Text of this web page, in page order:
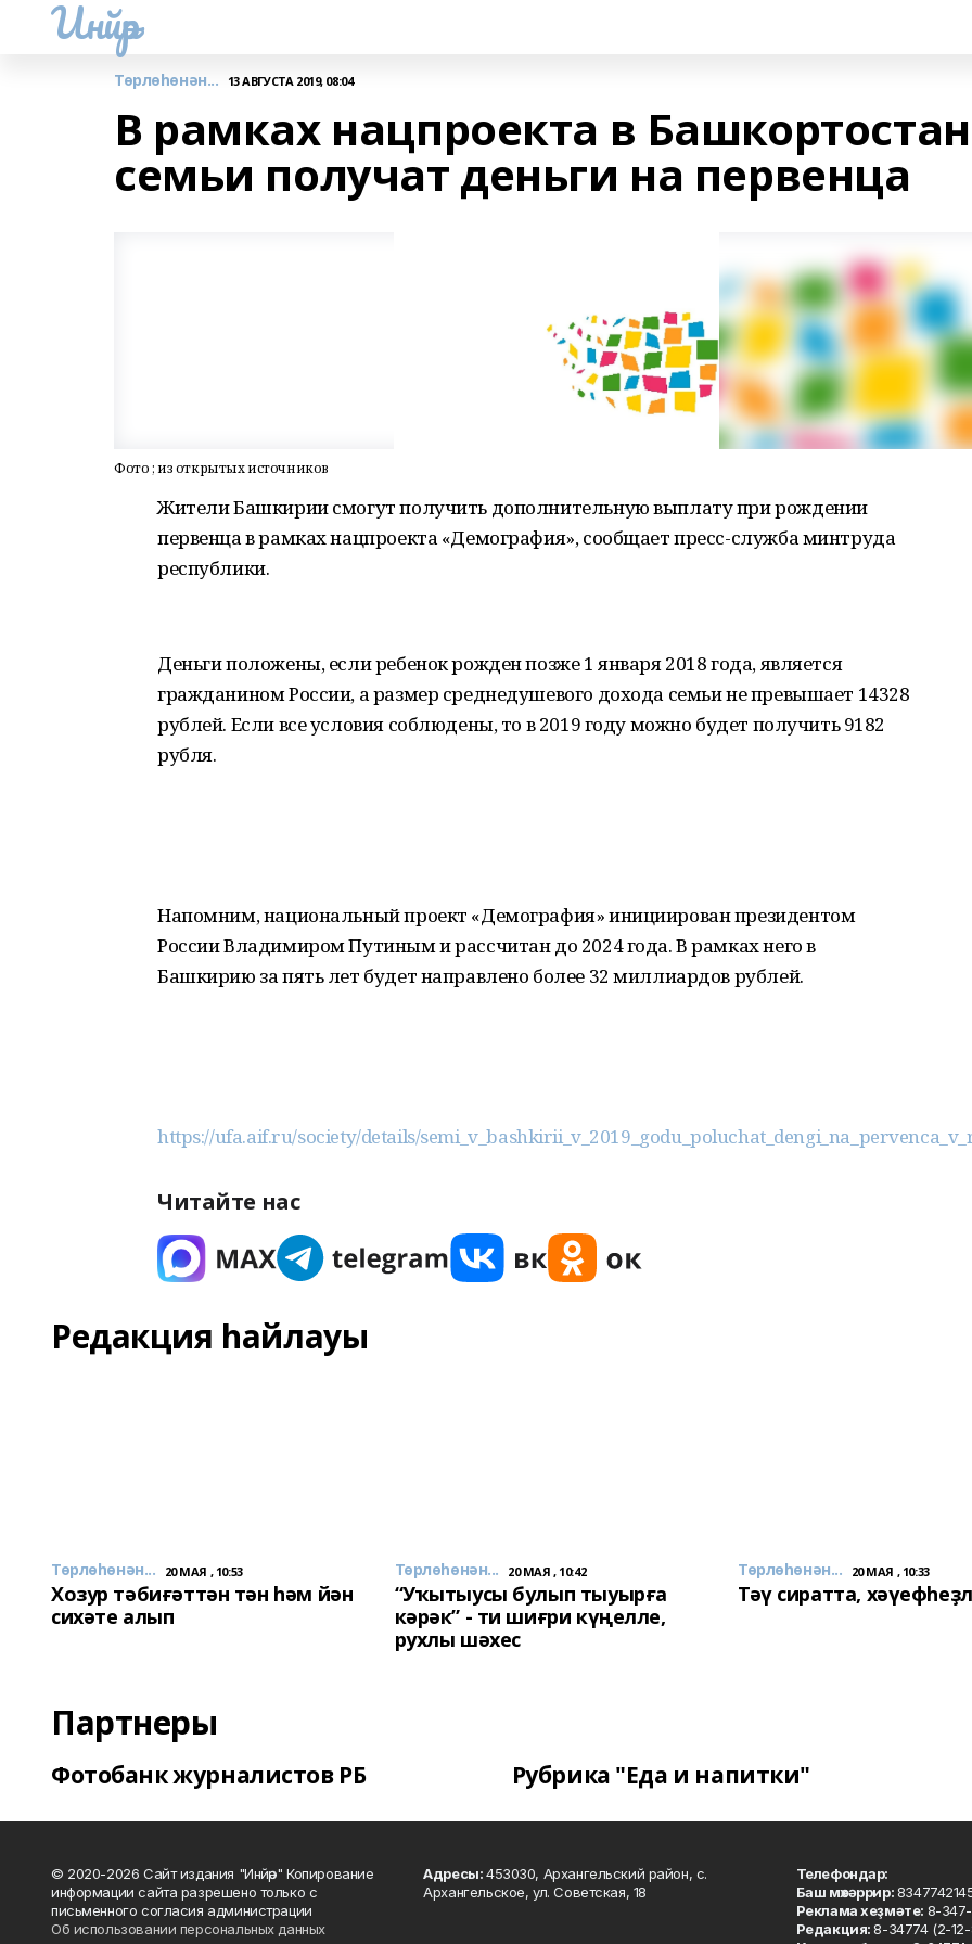
Инйәр
Төрлөһөнән... 13 АВГУСТА 2019, 08:04
В рамках нацпроекта в
семьи получат деньги на первенца
Фото ; из открытых источников
Жители Башкирии смогут получить дополнительную выплату при рождении
первенца в рамках нацпроекта «Демография», сообщает пресс-служба минтруда
республики.
Деньги положены, если ребенок рожден позже 1 января 2018 года, является
гражданином России, а размер среднедушевого дохода семьи не превышает 14328
рублей. Если все условия соблюдены, то в 2019 году можно будет получить 9182
рубля.
Напомним, национальный проект «Демография» инициирован президентом
России Владимиром Путиным и рассчитан до 2024 года. В рамках него в
Башкирию за пять лет будет направлено более 32 миллиардов рублей.
https://ufa.aif.ru/society/details/
Читайте нас
Редакция һайлауы
Төрлөһөнән... 20 МАЯ , 10:53
Хозур тәбиғәттән тән һәм йән
сихәте алып
Төрлөһөнән... 20 МАЯ , 10:42
“Уҡытыусы булып тыуырға
кәрәк” - ти шиғри күңелле,
рухлы шәхес
Төрлөһөнән... 20 МАЯ , 10:33
Тәү сиратта,
Партнеры
Фотобанк журналистов РБ Рубрика "Еда и напитки"
© 2020-2026 Сайт издания "Инйәр" Копирование
информации сайта разрешено только с
письменного согласия администрации
Об использовании персональных данных
Адресы:453030, Архангельский район, с.
Архангельское, ул. Советская, 18
Телефондар:
Баш мөхәррир:
Реклама хеҙмәте: 8-
Редакция:8-34774 (2-